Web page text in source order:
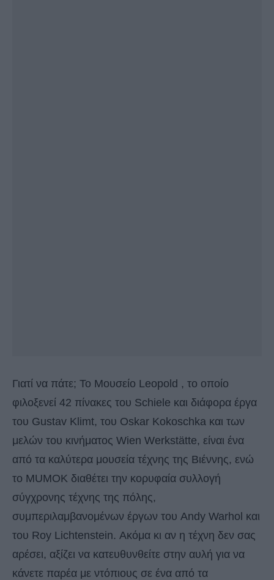
Γιατί να πάτε; Το Μουσείο Leopold , το οποίο
φιλοξενεί 42 πίνακες του Schiele και διάφορα έργα
του Gustav Klimt, του Oskar Kokoschka και των
μελών του κινήματος Wien Werkstätte, είναι ένα
από τα καλύτερα μουσεία τέχνης της Βιέννης, ενώ
το MUMOK διαθέτει την κορυφαία συλλογή
σύγχρονης τέχνης της πόλης,
συμπεριλαμβανομένων έργων του Andy Warhol και
του Roy Lichtenstein. Ακόμα κι αν η τέχνη δεν σας
αρέσει, αξίζει να κατευθυνθείτε στην αυλή για να
κάνετε παρέα με ντόπιους σε ένα από τα